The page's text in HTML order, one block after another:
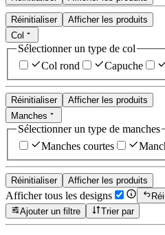
Réinitialiser
Afficher les produits
Col
Sélectionner un type de col
Col rond
Capuche
Réinitialiser
Afficher les produits
Manches
Sélectionner un type de manches
Manches courtes
Réinitialiser Afficher les produits
Afficher tous les designs
Ajouter un filtre
Trier par